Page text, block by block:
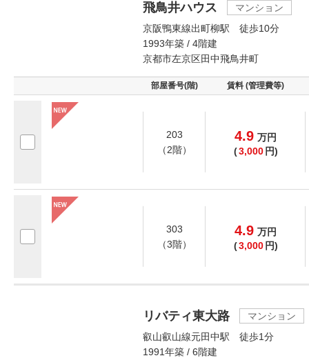
飛鳥井ハウス
マンション
京阪鴨東線出町柳駅 徒歩10分
1993年築 / 4階建
京都市左京区田中飛鳥井町
部屋番号(階) 賃料 (管理費等)
203
（2階）
4.9 万円
(3,000 円)
303
（3階）
4.9 万円
(3,000 円)
リバティ東大路
マンション
叡山叡山線元田中駅 徒歩1分
1991年築 / 6階建